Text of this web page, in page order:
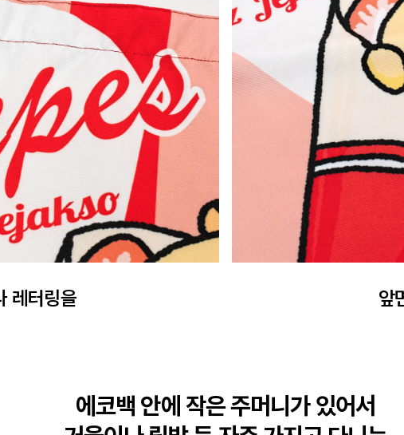
레터링을 앞
에코백 안에 작은 주머니가 있어서